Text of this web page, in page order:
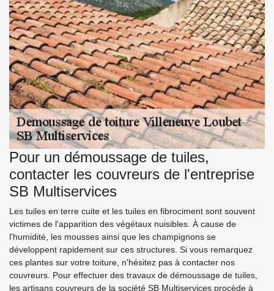
Pour un démoussage de tuiles,
contacter les couvreurs de l'entreprise
SB Multiservices
Les tuiles en terre cuite et les tuiles en fibrociment sont souvent
victimes de l'apparition des végétaux nuisibles. À cause de
l'humidité, les mousses ainsi que les champignons se
développent rapidement sur ces structures. Si vous remarquez
ces plantes sur votre toiture, n'hésitez pas à contacter nos
couvreurs. Pour effectuer des travaux de démoussage de tuiles,
les artisans couvreurs de la société SB Multiservices procède à